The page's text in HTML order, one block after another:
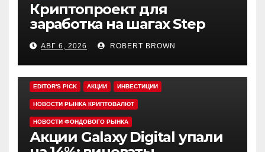
Криптопроект для
заработка на шагах Step
App закрывается спустя
четыре года работы
АВГ 6, 2026 ROBERT BROWN
EDITOR'S PICK АКЦИИ ИНВЕСТИЦИИ
НОВОСТИ РЫНКА КРИПТОВАЛЮТ
НОВОСТИ ФОНДОВОГО РЫНКА
Акции Galaxy Digital упали